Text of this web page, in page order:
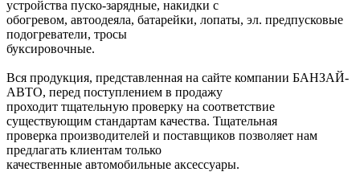
устройства пуско-зарядные, накидки с
обогревом, автоодеяла, батарейки, лопаты, эл. предпусковые
подогреватели, тросы
буксировочные.
Вся продукция, представленная на сайте компании БАНЗАЙ-
АВТО, перед поступлением в продажу
проходит тщательную проверку на соответствие
существующим стандартам качества. Тщательная
проверка производителей и поставщиков позволяет нам
предлагать клиентам только
качественные автомобильные аксессуары.